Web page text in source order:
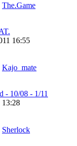
The.Game
16:55
Kajo_mate
- 10/08 - 1/11
13:28
Sherlock